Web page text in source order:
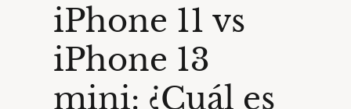
iPhone 11 vs
iPhone 13
mini: ¿Cuál es